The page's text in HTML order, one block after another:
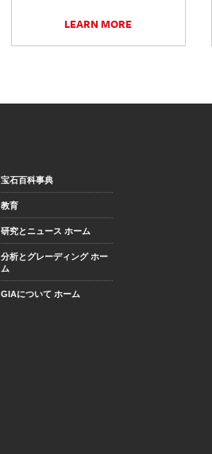
LEARN MORE
宝石百科事典
教育
研究とニュース ホーム
分析とグレーディング ホー
ム
GIAについて ホーム